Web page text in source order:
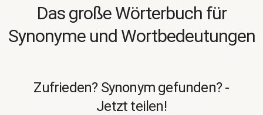
Das große Wörterbuch für
Synonyme und Wortbedeutungen
Zufrieden? Synonym gefunden? -
Jetzt teilen!